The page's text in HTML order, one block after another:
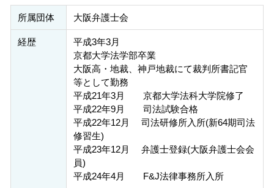
所属団体 大阪弁護士会
経歴
平成3年3月
京都大学法学部卒業
大阪高・地裁、神戸地裁にて裁判所書記官
等として勤務
平成21年3月 京都大学法科大学院修了
平成22年9月 司法試験合格
平成22年12月 司法研修所入所(新64期司法
修習生)
平成23年12月 弁護士登録(大阪弁護士会会
員)
平成24年4月 F&J法律事務所入所